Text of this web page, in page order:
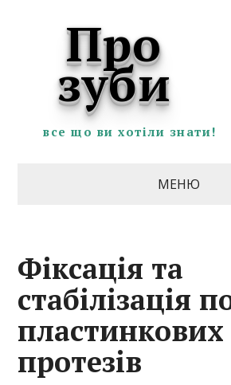
Про
зуби
все що ви хотіли знати!
МЕНЮ
Фіксація та
стабілізація
пластинкових
протезів